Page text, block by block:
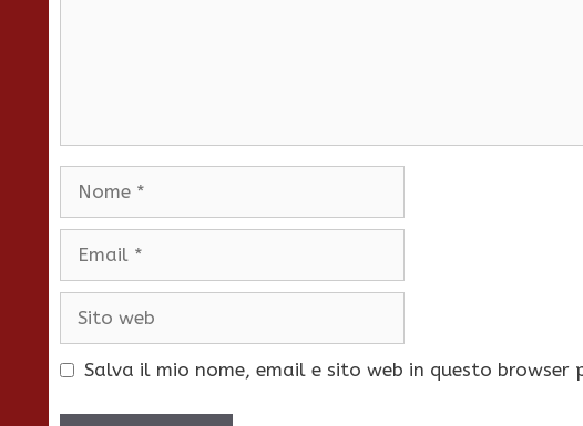
Nome
Email
Sito
Salva il mio nome, email e sito web in questo